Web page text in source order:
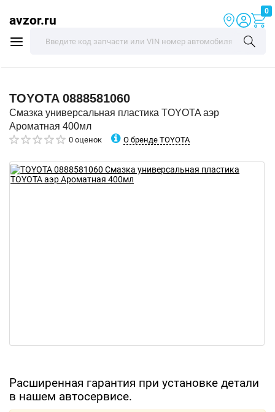
avzor.ru
0
TOYOTA 0888581060
Смазка универсальная пластика TOYOTA аэр
Ароматная 400мл
0 оценок О бренде TOYOTA
Расширенная гарантия при установке детали
в нашем автосервисе.